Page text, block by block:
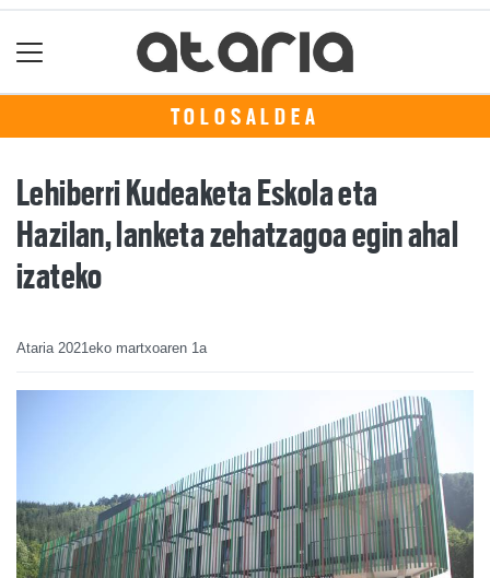
TOLOSALDEA
Lehiberri Kudeaketa Eskola eta
Hazilan, lanketa zehatzagoa egin ahal
izateko
Ataria 2021eko martxoaren 1a